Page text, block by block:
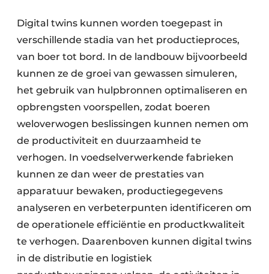
Digital twins kunnen worden toegepast in
verschillende stadia van het productieproces,
van boer tot bord. In de landbouw bijvoorbeeld
kunnen ze de groei van gewassen simuleren,
het gebruik van hulpbronnen optimaliseren en
opbrengsten voorspellen, zodat boeren
weloverwogen beslissingen kunnen nemen om
de productiviteit en duurzaamheid te
verhogen. In voedselverwerkende fabrieken
kunnen ze dan weer de prestaties van
apparatuur bewaken, productiegegevens
analyseren en verbeterpunten identificeren om
de operationele efficiëntie en productkwaliteit
te verhogen. Daarenboven kunnen digital twins
in de distributie en logistiek